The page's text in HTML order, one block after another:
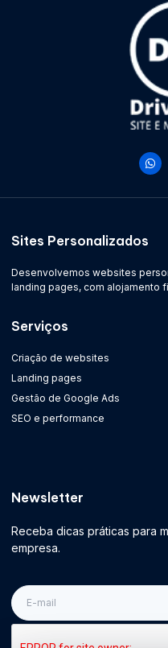
Sites Personalizados
Desenvolvemos websites
landing pages, com alojamento
Serviços
Criação de websites
Landing pages
Gestão de Google Ads
SEO e performance
Newsletter
Receba dicas práticas para
empresa.
E-
mail